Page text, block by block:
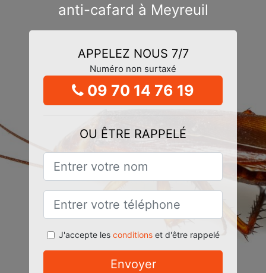
anti-cafard à Meyreuil
APPELEZ NOUS 7/7
Numéro non surtaxé
09 70 14 76 19
OU ÊTRE RAPPELÉ
J'accepte les conditionset d'être rappelé
Envoyer